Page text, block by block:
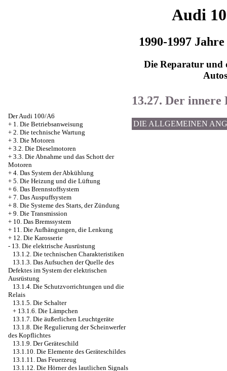
Audi
1990-1997
Die Reparatur und
Autos
Der Audi 100/A6
+ 1. Die Betriebsanweisung
+ 2. Die technische Wartung
+ 3. Die Motoren
+ 3.2. Die Dieselmotoren
+ 3.3. Die Abnahme und das Schott der
Motoren
+ 4. Das System der Abkühlung
+ 5. Die Heizung und die Lüftung
+ 6. Das Brennstoffsystem
+ 7. Das Auspuffsystem
+ 8. Die Systeme des Starts, der Zündung
+ 9. Die Transmission
+ 10. Das Bremssystem
+ 11. Die Aufhängungen, die Lenkung
+ 12. Die Karosserie
- 13. Die elektrische Ausrüstung
13.1.2. Die technischen Charakteristiken
13.1.3. Das Aufsuchen der Quelle des
Defektes im System der elektrischen
Ausrüstung
13.1.4. Die Schutzvorrichtungen und die
Relais
13.1.5. Die Schalter
+ 13.1.6. Die Lämpchen
13.1.7. Die äußerlichen Leuchtgeräte
13.1.8. Die Regulierung der Scheinwerfer
des Kopflichtes
13.1.9. Der Geräteschild
13.1.10. Die Elemente des Geräteschildes
13.1.11. Das Feuerzeug
13.1.12. Die Hörner des lautlichen Signals
13.27. Der innere
DIE ALLGEMEINEN